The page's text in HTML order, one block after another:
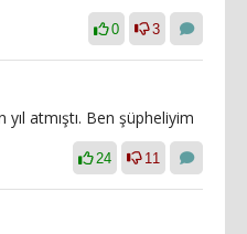
0 3
atmıştı. Ben şüpheliyim
24 11